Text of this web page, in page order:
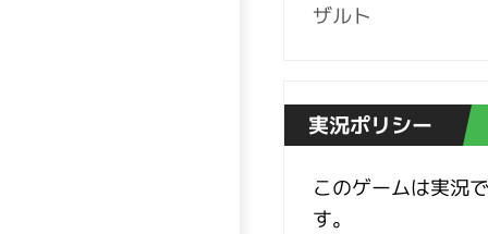
ザルト
実況ポリシー
このゲームは実況
す。